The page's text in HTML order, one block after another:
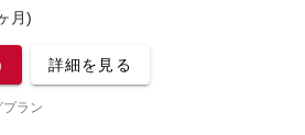
月)
詳細を見る
ラン